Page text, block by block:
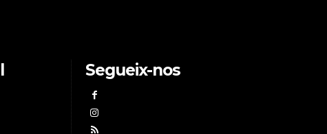
Segueix-nos